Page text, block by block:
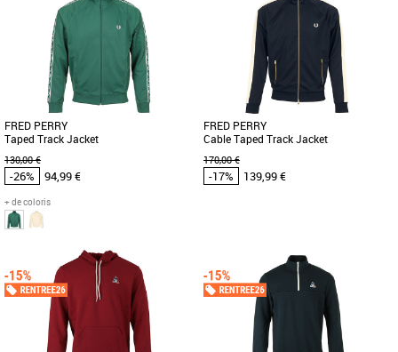
Vêtements pas cher et Promos
Vêtements
Le Timberland Short Sleeve Tee est un
incontournable de la collection
printemps-été 2026, conçu pour [...]
Vêtements pas cher et Promos
Découvrez la veste Timberland
Stratham Cotton Bom, une pièce
essentielle pour la saison printanière
FRED PERRY
Taped Track Jacket
130,00 €
-26% 94,99 €
+ de coloris
Vêtements pas cher et Promos
Vêtements
La veste Fred Perry Contrast Tape
Track Jacket combine style sportif et
confort optimal pour affronter [...]
FRED PERRY
Cable Taped Track Jacket
170,00 €
-17% 139,99 €
Vêtements pas cher et Promos
Vêtements
Nouveauté 2026 pour Fred Perry avec
la Cable Taped Track Jacket La veste
de survêtement emblématique [...]